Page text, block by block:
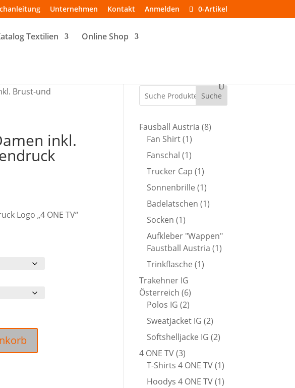
Unternehmen Kontakt Anmelden 0-Artikel
Textilien Online Shop
Brust-und
inkl.
Logo „4 ONE TV“
Suche
Fausball Austria 88
Fan Shirt 11
Produkt
Fanschal 11
Produkt
Trucker Cap 11
Produkt
Sonnenbrille 11
Produkt
Badelatschen 11
Socken 11
Produkt
Aufkleber "Wappen"
Faustball Austria 11
Trinkflasche 11
Trakehner IG
Österreich 66
Produkte
Polos IG 22
Produkte
Sweatjacket IG 22
Produkte
Softshelljacke IG 22
4 ONE TV 33
Produkte
T-Shirts 4 ONE TV 11
Produkt
Hoodys 4 ONE TV 11